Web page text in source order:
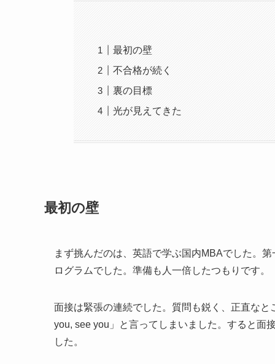
最初の壁
不合格が続く
裏の目標
光が見えてきた
最初の壁
まず挑んだのは、英語で学ぶ国内MBAでした。
ログラムでした。準備も人一倍したつもりです。
面接は緊張の連続でした。質問も鋭く、正直な
you, see you」と言ってしまいました。すると面
した。